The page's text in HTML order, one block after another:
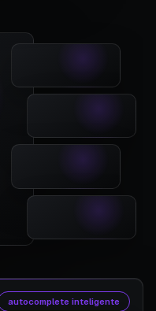
autocomplete inteligente